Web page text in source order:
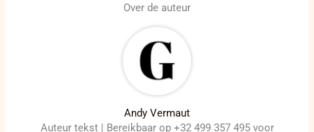
Over de auteur
Andy Vermaut
Auteur tekst | Bereikbaar op +32 499 357 495 voor